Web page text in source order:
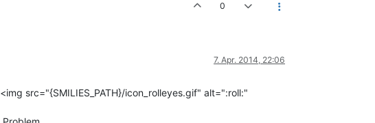
0
7. Apr. 2014, 22:06
src="{SMILIES_PATH}/icon_rolleyes.gif" alt=":roll:"